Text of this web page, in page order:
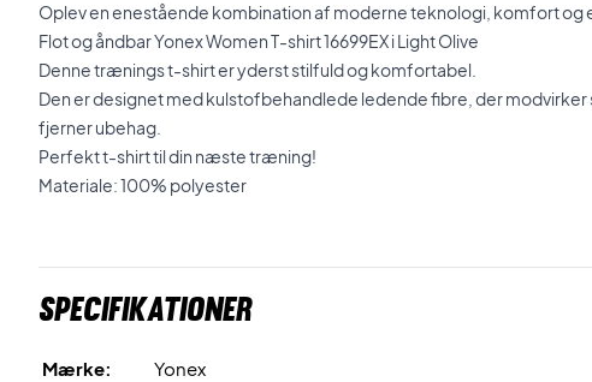
Oplev en enestående kombination af moderne teknologi, komfort og
Flot og åndbar Yonex Women T-shirt 16699EX i Light Olive
Denne trænings t-shirt er yderst stilfuld og komfortabel.
Den er designet med kulstofbehandlede ledende fibre, der
fjerner ubehag.
Perfekt t-shirt til din næste træning!
Materiale: 100% polyester
Specifikationer
Mærke:
Yonex